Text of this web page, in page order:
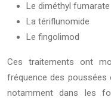
Le diméthyl fumarate
La tériflunomide
Le fingolimod
Ces traitements ont
fréquence des poussées
notamment dans les